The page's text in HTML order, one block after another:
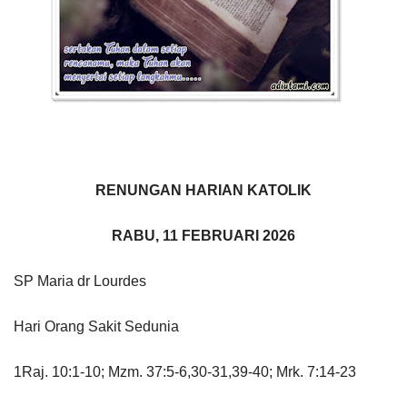
RENUNGAN HARIAN KATOLIK
RABU, 11 FEBRUARI 2026
SP Maria dr Lourdes
Hari Orang Sakit Sedunia
1Raj. 10:1-10; Mzm. 37:5-6,30-31,39-40; Mrk. 7:14-23